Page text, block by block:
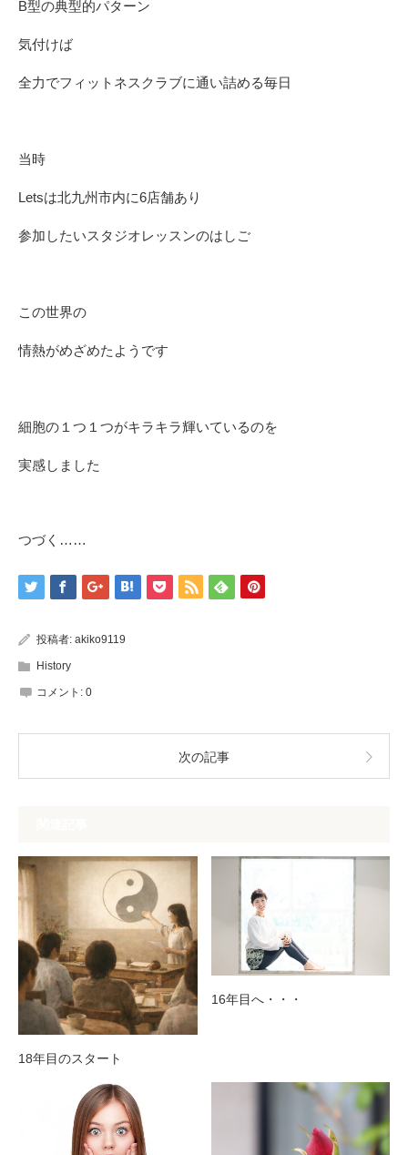
B型の典型的パターン
気付けば
全力でフィットネスクラブに通い詰める毎日
当時
Letsは北九州市内に6店舗あり
参加したいスタジオレッスンのはしご
この世界の
情熱がめざめたようです
細胞の１つ１つがキラキラ輝いているのを
実感しました
つづく……
投稿者: akiko9119
History
コメント: 0
次の記事
18年目のスタート
16年目へ・・・